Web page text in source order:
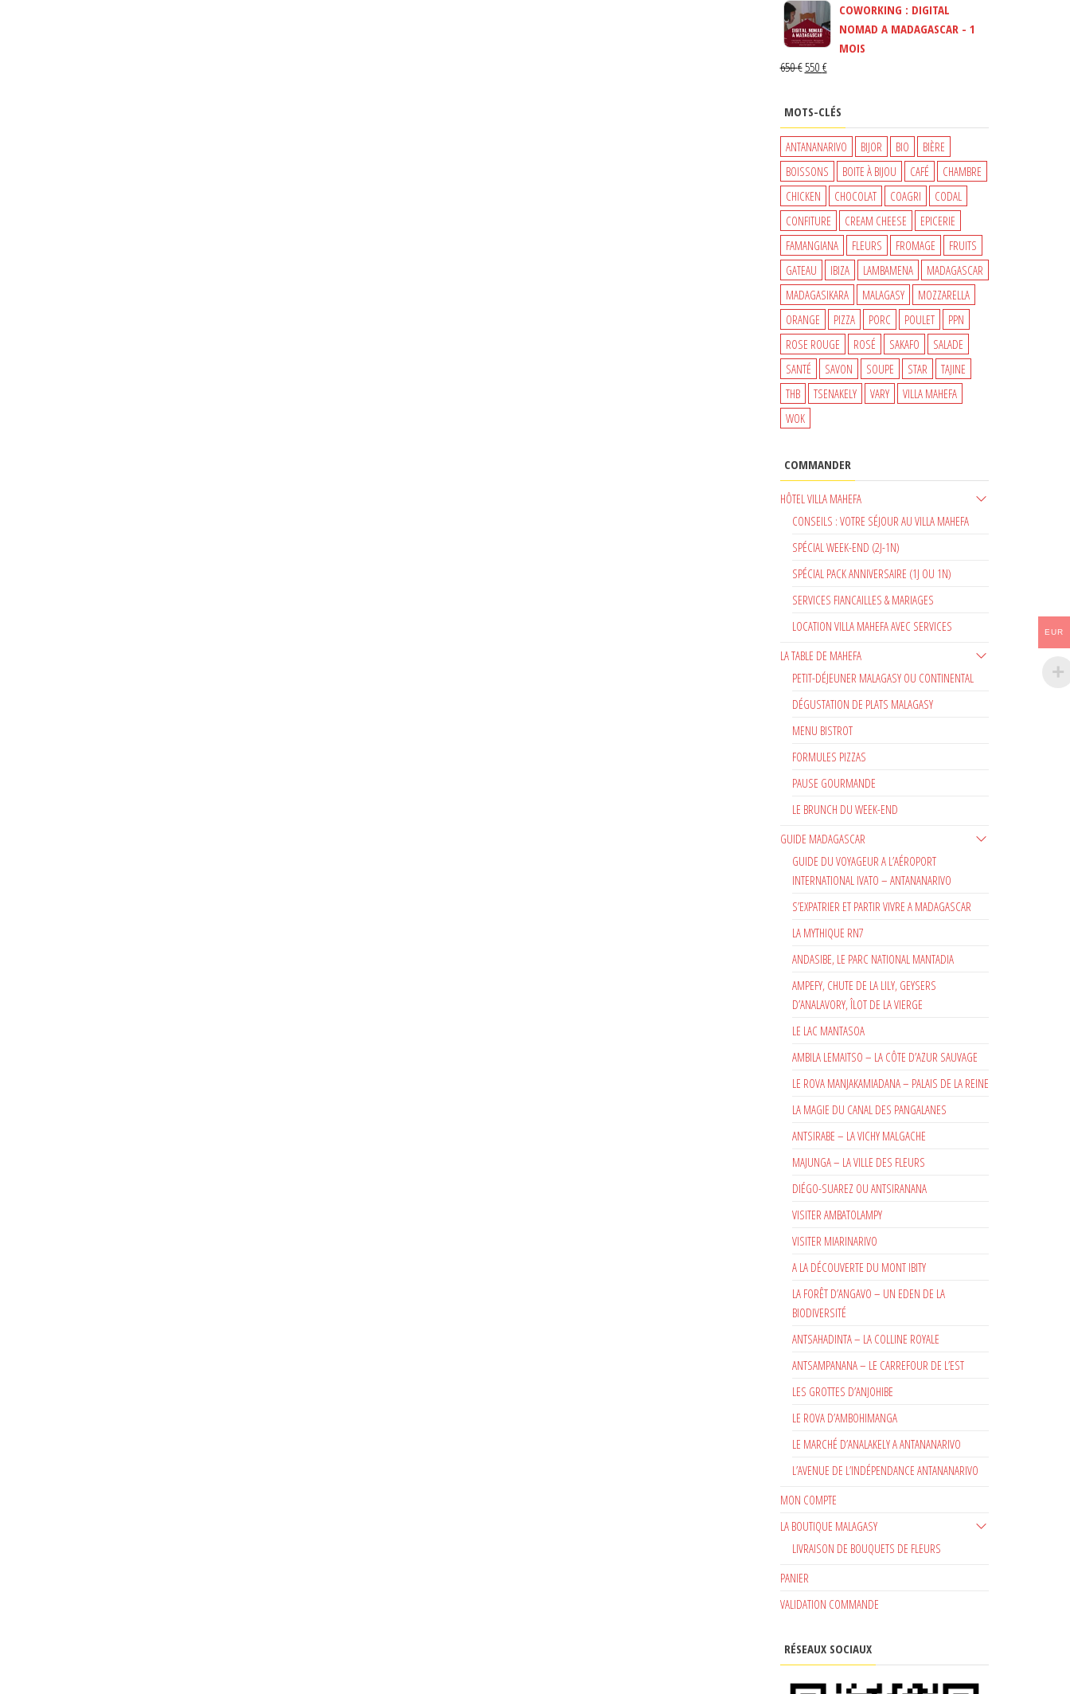
INITIAL
ÉTAIT :
15 €.
ACTUEL
EST :
COWORKING : DIGITAL
NOMAD A MADAGASCAR - 1
MOIS
650€ LE
650 €.
550 €LE
ACTUEL
550 €.
MOTS-CLÉS
ANTANANARIVO BIJOR BIO
BIÈRE
BOISSONS
BOITE À BIJOU CAFÉ
CHAMBRE
CHICKEN
CHOCOLAT COAGRI
CODAL
CONFITURE
CREAM CHEESE
EPICERIE
FAMANGIANA
FLEURS FROMAGE
FRUITS
GATEAU
IBIZA LAMBAMENA
MADAGASCAR
MADAGASIKARA
MALAGASY
MOZZARELLA
ORANGE
PIZZA PORC POULET
PPN
ROSE ROUGE
ROSÉ SAKAFO
SALADE
SANTÉ
SAVON SOUPE STAR
TAJINE
THB
TSENAKELY VARY
VILLA MAHEFA
WOK
COMMANDER
HÔTEL VILLA MAHEFA
CONSEILS : VOTRE SÉJOUR AU VILLA MAHEFA
SPÉCIAL WEEK-END (2J-1N)
SPÉCIAL PACK ANNIVERSAIRE (1J OU 1N)
SERVICES FIANCAILLES & MARIAGES
LOCATION VILLA MAHEFA AVEC SERVICES
LA TABLE DE MAHEFA
PETIT-DÉJEUNER MALAGASY OU CONTINENTAL
DÉGUSTATION DE PLATS MALAGASY
MENU BISTROT
FORMULES PIZZAS
PAUSE GOURMANDE
LE BRUNCH DU WEEK-END
GUIDE MADAGASCAR
GUIDE DU VOYAGEUR A L’AÉROPORT
INTERNATIONAL IVATO – ANTANANARIVO
S’EXPATRIER ET PARTIR VIVRE A MADAGASCAR
LA MYTHIQUE RN7
ANDASIBE, LE PARC NATIONAL MANTADIA
AMPEFY, CHUTE DE LA LILY, GEYSERS
D’ANALAVORY, ÎLOT DE LA VIERGE
LE LAC MANTASOA
AMBILA LEMAITSO – LA CÔTE D’AZUR SAUVAGE
LE ROVA MANJAKAMIADANA – PALAIS DE LA REINE
LA MAGIE DU CANAL DES PANGALANES
ANTSIRABE – LA VICHY MALGACHE
MAJUNGA – LA VILLE DES FLEURS
DIÉGO-SUAREZ OU ANTSIRANANA
VISITER AMBATOLAMPY
VISITER MIARINARIVO
A LA DÉCOUVERTE DU MONT IBITY
LA FORÊT D’ANGAVO – UN EDEN DE LA
BIODIVERSITÉ
ANTSAHADINTA – LA COLLINE ROYALE
ANTSAMPANANA – LE CARREFOUR DE L’EST
LES GROTTES D’ANJOHIBE
LE ROVA D’AMBOHIMANGA
LE MARCHÉ D’ANALAKELY A ANTANANARIVO
L’AVENUE DE L’INDÉPENDANCE ANTANANARIVO
MON COMPTE
LA BOUTIQUE MALAGASY
LIVRAISON DE BOUQUETS DE FLEURS
PANIER
VALIDATION COMMANDE
RÉSEAUX SOCIAUX
EUR